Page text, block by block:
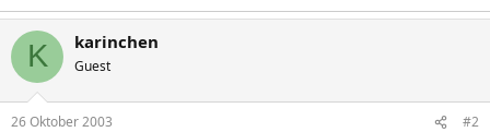
K karinchen
Guest
26 Oktober 2003 #2